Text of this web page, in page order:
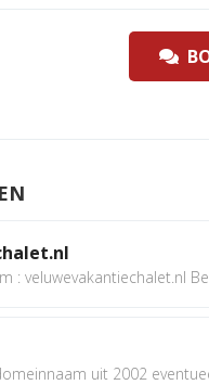
: veluwevakantiechalet.nl
uit 2002